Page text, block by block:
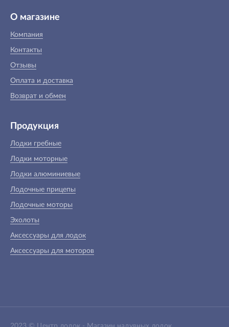
О магазине
Компания
Контакты
Отзывы
Оплата и доставка
Возврат и обмен
Продукция
Лодки гребные
Лодки моторные
Лодки алюминиевые
Лодочные прицепы
Лодочные моторы
Эхолоты
Аксессуары для лодок
Аксессуары для моторов